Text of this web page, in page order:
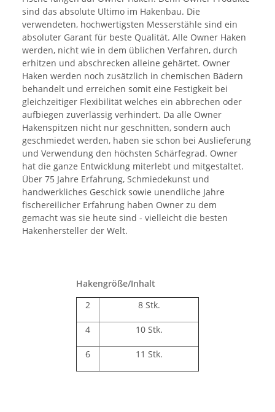
sind das absolute Ultimo im Hakenbau. Die
verwendeten, hochwertigsten Messerstähle sind ein
absoluter Garant für beste Qualität. Alle Owner Haken
werden, nicht wie in dem üblichen Verfahren, durch
erhitzen und abschrecken alleine gehärtet. Owner
Haken werden noch zusätzlich in chemischen Bädern
behandelt und erreichen somit eine Festigkeit bei
gleichzeitiger Flexibilität welches ein abbrechen oder
aufbiegen zuverlässig verhindert. Da alle Owner
Hakenspitzen nicht nur geschnitten, sondern auch
geschmiedet werden, haben sie schon bei Auslieferung
und Verwendung den höchsten Schärfegrad. Owner
hat die ganze Entwicklung miterlebt und mitgestaltet.
Über 75 Jahre Erfahrung, Schmiedekunst und
handwerkliches Geschick sowie unendliche Jahre
fischereilicher Erfahrung haben Owner zu dem
gemacht was sie heute sind - vielleicht die besten
Hakenhersteller der Welt.
Hakengröße/Inhalt
2
8 Stk.
4 10 Stk.
6 11 Stk.